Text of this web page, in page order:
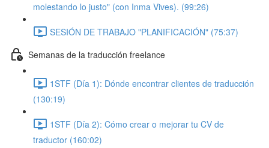
molestando lo justo" (con Inma Vives). (99:26)
SESIÓN DE TRABAJO "PLANIFICACIÓN" (75:37)
Semanas de la traducción freelance
1STF (Día 1): Dónde encontrar clientes de traducción
(130:19)
1STF (Día 2): Cómo crear o mejorar tu CV de
traductor (160:02)